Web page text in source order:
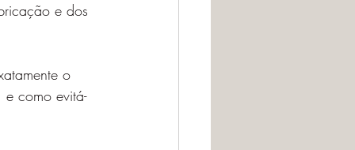
e dos
o
como evitá-